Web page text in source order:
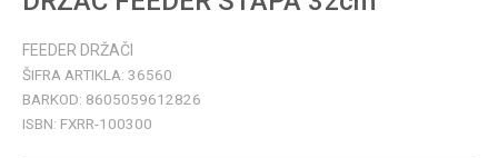
FEEDER DRŽAČI
ŠIFRA ARTIKLA: 36560
BARKOD: 8605059612826
ISBN: FXRR-100300